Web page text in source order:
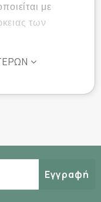
με
των
για
ΕΟΦ δεν
Εγγραφή